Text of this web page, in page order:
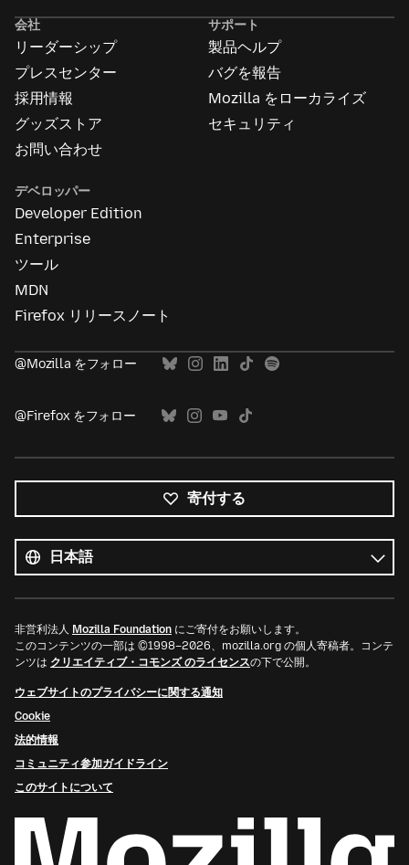
会社
リーダーシップ
プレスセンター
採用情報
グッズストア
お問い合わせ
サポート
製品ヘルプ
バグを報告
Mozilla をローカライズ
セキュリティ
デベロッパー
Developer Edition
Enterprise
ツール
MDN
Firefox リリースノート
@Mozilla をフォロー
@Firefox をフォロー
寄付する
べ
て
の
言
言
語
非営利法人 Mozilla Foundation にご寄付をお願いします。
このコンテンツの一部は ©1998–2026、mozilla.org の個人寄稿者。コンテ
ンツは クリエイティブ・コモンズ のライセンスの下で公開。
ウェブサイトのプライバシーに関する通知
Cookie
法的情報
コミュニティ参加ガイドライン
このサイトについて